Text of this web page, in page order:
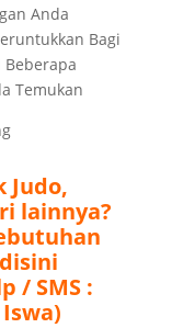
Anda
Bagi
Beberapa
Temukan
Judo,
lainnya?
/ SMS :
Iswa)